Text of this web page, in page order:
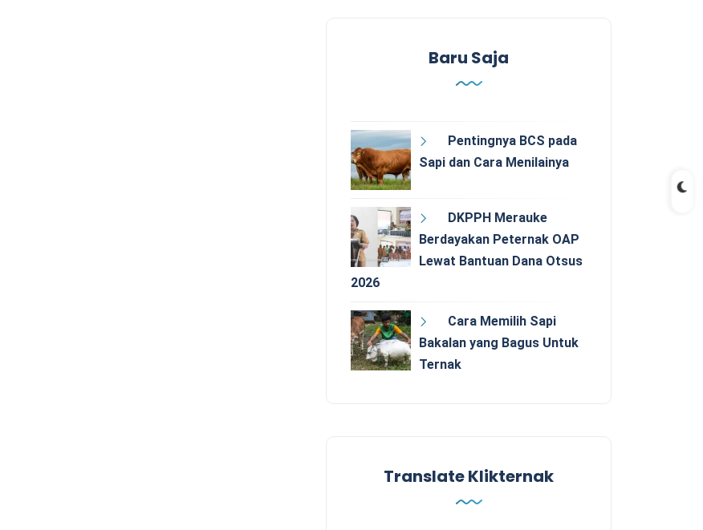
Baru Saja
Pentingnya BCS pada
Sapi dan Cara Menilainya
DKPPH Merauke
Berdayakan Peternak OAP
Lewat Bantuan Dana Otsus
2026
Cara Memilih Sapi
Bakalan yang Bagus Untuk
Ternak
Translate Klikternak